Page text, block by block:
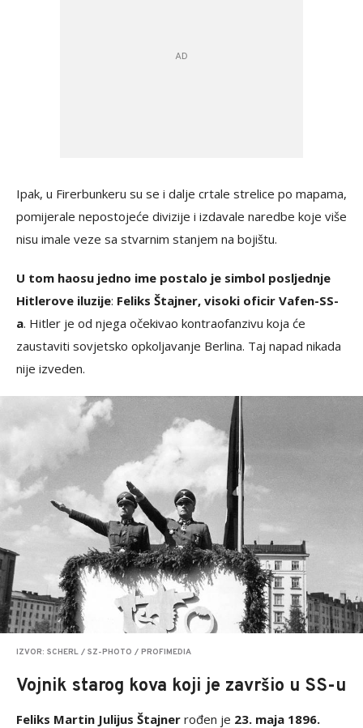
Ipak, u Firerbunkeru su se i dalje crtale strelice po mapama,
pomijerale nepostojeće divizije i izdavale naredbe koje više
nisu imale veze sa stvarnim stanjem na bojištu.
U tom haosu jedno ime postalo je simbol posljednje
Hitlerove iluzije: Feliks Štajner, visoki oficir Vafen-SS-
a. Hitler je od njega očekivao kontraofanzivu koja će
zaustaviti sovjetsko opkoljavanje Berlina. Taj napad nikada
nije izveden.
IZVOR: SCHERL / SZ-PHOTO / PROFIMEDIA
Vojnik starog kova koji je završio u SS-u
Feliks Martin Julijus Štajner rođen je 23. maja 1896.